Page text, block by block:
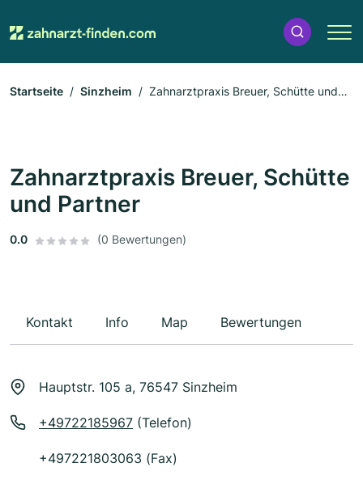
Startseite Sinzheim
Zahnarztpraxis Breuer, Schütte und
Zahnarztpraxis Breuer, Schütte
und Partner
0.0 (0 Bewertungen)
Kontakt Info Map Bewertungen
Hauptstr. 105 a, 76547 Sinzheim
+49722185967 (Telefon)
+497221803063 (Fax)